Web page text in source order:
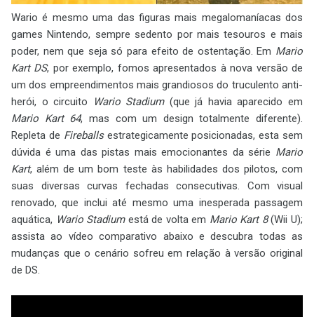
Wario é mesmo uma das figuras mais megalomaníacas dos
games Nintendo, sempre sedento por mais tesouros e mais
poder, nem que seja só para efeito de ostentação. Em Mario
Kart DS, por exemplo, fomos apresentados à nova versão de
um dos empreendimentos mais grandiosos do truculento anti-
herói, o circuito
Wario Stadium(que já havia aparecido em
Mario Kart 64, mas com um design totalmente diferente).
Repleta de Fireballsestrategicamente posicionadas, esta sem
dúvida é uma das pistas mais emocionantes da série Mario
Kart, além de um bom teste às habilidades dos pilotos, com
suas diversas curvas fechadas consecutivas. Com visual
renovado, que inclui até mesmo uma inesperada passagem
aquática, Wario Stadiumestá de volta em Mario Kart 8(Wii U);
assista ao vídeo comparativo abaixo e descubra todas as
mudanças que o cenário sofreu em relação à versão original
de DS.